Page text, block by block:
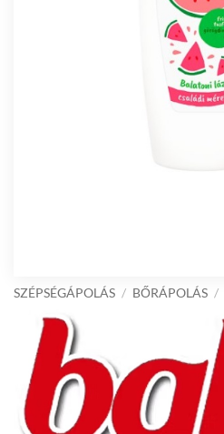
SZÉPSÉGÁPOLÁS / BŐRÁPOLÁS /